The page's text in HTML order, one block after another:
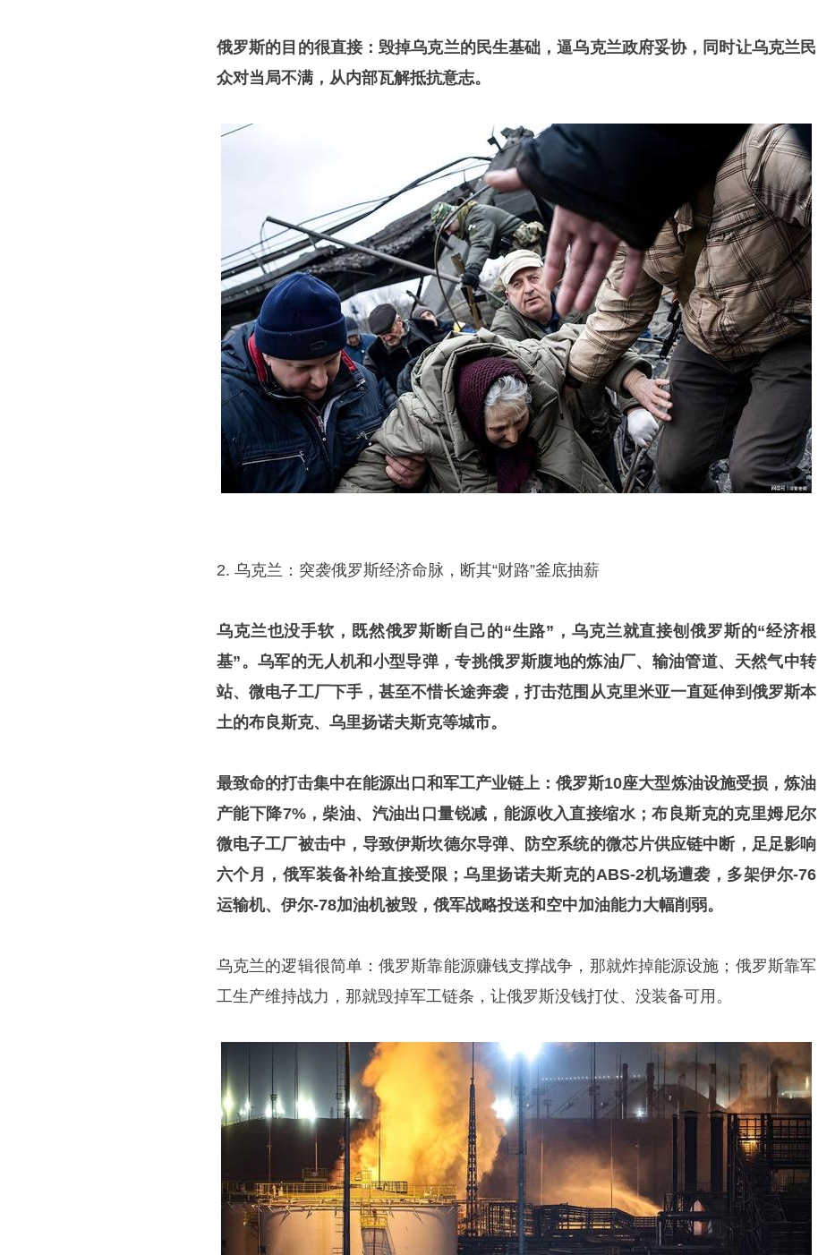
俄罗斯的目的很直接：毁掉乌克兰的民生基础，逼乌克兰政府妥协，同时让乌克兰民
众对当局不满，从内部瓦解抵抗意志。
2. 乌克兰：突袭俄罗斯经济命脉，断其“财路”釜底抽薪
乌克兰也没手软，既然俄罗斯断自己的“生路”，乌克兰就直接刨俄罗斯的“经济根
基”。乌军的无人机和小型导弹，专挑俄罗斯腹地的炼油厂、输油管道、天然气中转
站、微电子工厂下手，甚至不惜长途奔袭，打击范围从克里米亚一直延伸到俄罗斯本
土的布良斯克、乌里扬诺夫斯克等城市。
最致命的打击集中在能源出口和军工产业链上：俄罗斯10座大型炼油设施受损，炼油
产能下降7%，柴油、汽油出口量锐减，能源收入直接缩水；布良斯克的克里姆尼尔
微电子工厂被击中，导致伊斯坎德尔导弹、防空系统的微芯片供应链中断，足足影响
六个月，俄军装备补给直接受限；乌里扬诺夫斯克的ABS-2机场遭袭，多架伊尔-76
运输机、伊尔-78加油机被毁，俄军战略投送和空中加油能力大幅削弱。
乌克兰的逻辑很简单：俄罗斯靠能源赚钱支撑战争，那就炸掉能源设施；俄罗斯靠军
工生产维持战力，那就毁掉军工链条，让俄罗斯没钱打仗、没装备可用。